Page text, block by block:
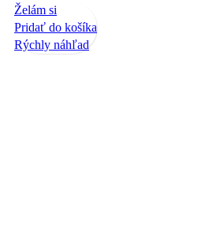
Želám si
Pridať do košíka
Rýchly náhľad